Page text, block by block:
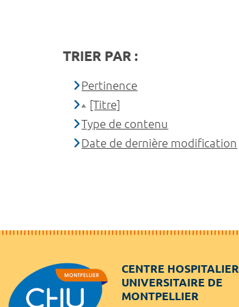
TRIER PAR :
Pertinence
[Titre]
Type de contenu
Date de dernière modification
CENTRE HOSPITALIER
UNIVERSITAIRE DE
MONTPELLIER